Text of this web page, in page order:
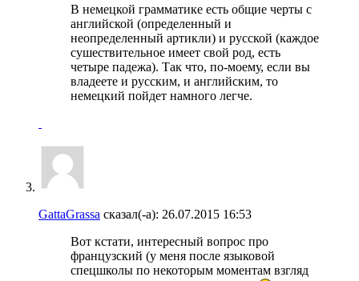
В немецкой грамматике есть общие черты с
английской (определенный и
неопределенный артикли) и русской (каждое
сушествительное имеет свой род, есть
четыре падежа). Так что, по-моему, если вы
владеете и русским, и английским, то
немецкий пойдет намного легче.
GattaGrassa сказал(-а): 26.07.2015 16:53
Вот кстати, интересный вопрос про
французский (у меня после языковой
спецшколы по некоторым моментам взгляд